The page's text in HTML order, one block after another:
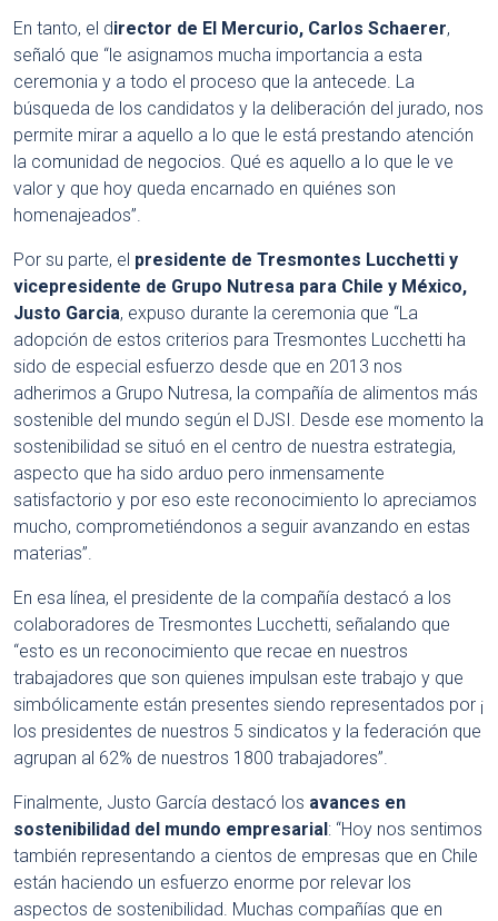
En tanto, el director de El Mercurio, Carlos Schaerer,
señaló que “le asignamos mucha importancia a esta
ceremonia y a todo el proceso que la antecede. La
búsqueda de los candidatos y la deliberación del jurado, nos
permite mirar a aquello a lo que le está prestando atención
la comunidad de negocios. Qué es aquello a lo que le ve
valor y que hoy queda encarnado en quiénes son
homenajeados”.
Por su parte, el presidente de Tresmontes Lucchetti y
vicepresidente de Grupo Nutresa para Chile y México,
Justo Garcia, expuso durante la ceremonia que “La
adopción de estos criterios para Tresmontes Lucchetti ha
sido de especial esfuerzo desde que en 2013 nos
adherimos a Grupo Nutresa, la compañía de alimentos más
sostenible del mundo según el DJSI. Desde ese momento la
sostenibilidad se situó en el centro de nuestra estrategia,
aspecto que ha sido arduo pero inmensamente
satisfactorio y por eso este reconocimiento lo apreciamos
mucho, comprometiéndonos a seguir avanzando en estas
materias”.
En esa línea, el presidente de la compañía destacó a los
colaboradores de Tresmontes Lucchetti, señalando que
“esto es un reconocimiento que recae en nuestros
trabajadores que son quienes impulsan este trabajo y que
simbólicamente están presentes siendo representados por ¡
los presidentes de nuestros 5 sindicatos y la federación que
agrupan al 62% de nuestros 1800 trabajadores”.
Finalmente, Justo García destacó los avances en
sostenibilidad del mundo empresarial: “Hoy nos sentimos
también representando a cientos de empresas que en Chile
están haciendo un esfuerzo enorme por relevar los
aspectos de sostenibilidad. Muchas compañías que en